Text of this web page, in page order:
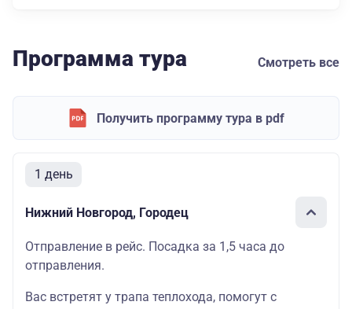
Программа тура Смотреть все
Получить программу тура в pdf
1 день
Нижний Новгород, Городец
Отправление в рейс. Посадка за 1,5 часа до
отправления.
Вас встретят у трапа теплохода, помогут с